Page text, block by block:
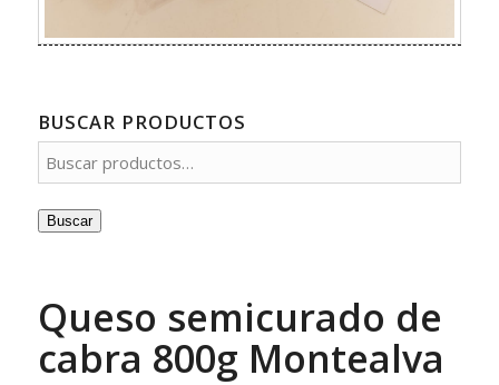
BUSCAR PRODUCTOS
Buscar
Queso semicurado de
cabra 800g Montealva